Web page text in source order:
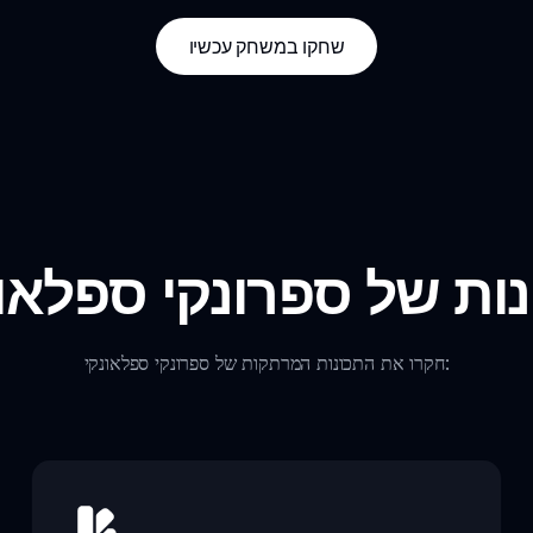
שחקו במשחק עכשיו
של ספרונקי
חקרו את התכונות המרתקות של ספרונקי ספלאונקי: